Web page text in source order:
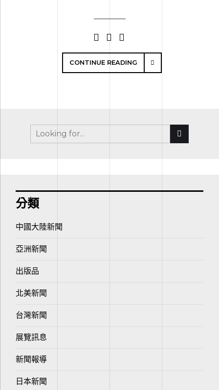
CONTINUE READING
分類
中國大陸新聞
亞洲新聞
出版品
北美新聞
台灣新聞
展覽訊息
新聞報導
日本新聞